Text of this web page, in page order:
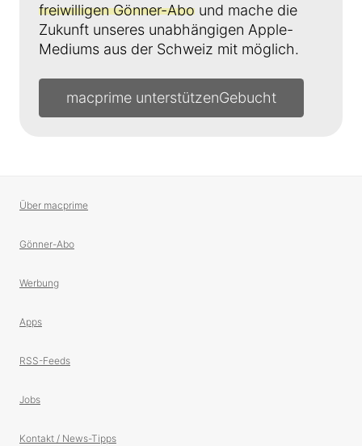
freiwilligen Gönner-Abo und mache die
Zukunft unseres unabhängigen Apple-
Mediums aus der Schweiz mit möglich.
macprime unterstützen
Über macprime
Gönner-Abo
Werbung
Apps
RSS-Feeds
Jobs
Kontakt / News-Tipps